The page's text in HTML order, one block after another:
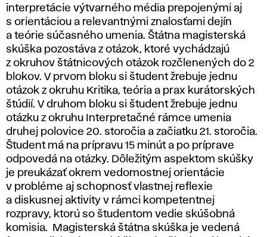
interpretácie výtvarného média prepojenými aj
s orientáciou a relevantnými znalosťami dejín
a teórie súčasného umenia. Štátna magisterská
skúška pozostáva z otázok, ktoré vychádzajú
z okruhov štátnicových otázok rozčlenených do 2
blokov. V prvom bloku si študent žrebuje jednu
otázok z okruhu Kritika, teória a prax kurátorských
štúdií. V druhom bloku si študent žrebuje jednu
otázku z okruhu Interpretačné rámce umenia
druhej polovice 20. storočia a začiatku 21. storočia.
Študent má na prípravu 15 minút a po príprave
odpovedá na otázky. Dôležitým aspektom skúšky
je preukázať okrem vedomostnej orientácie
v probléme aj schopnosť vlastnej reflexie
a diskusnej aktivity v rámci kompetentnej
rozpravy, ktorú so študentom vedie skúšobná
komisia. Magisterská štátna skúška je vedená